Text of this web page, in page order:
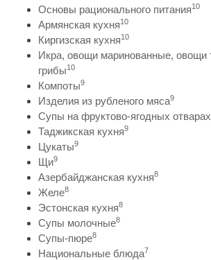
Основы рационального питания10
Армянская кухня10
Киргизская кухня10
Икра, овощи маринованные, овощи
грибы10
Компоты9
Изделия из рубленого мяса9
Супы на фруктово-ягодных отварах
Таджикская кухня9
Цукаты9
Щи9
Азербайджанская кухня8
Желе8
Эстонская кухня8
Супы молочные8
Супы-пюре8
Национальные блюда7